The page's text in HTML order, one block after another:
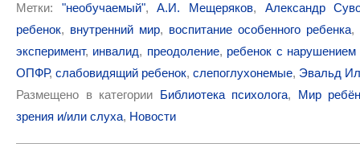
Метки: "необучаемый",А.И. Мещеряков, Александр
ребенок, внутренний мир, воспитание особенного ребенка,
эксперимент, инвалид, преодоление, ребенок с нарушением
ОПФР, слабовидящий ребенок, слепоглухонемые, Эвальд
Размещено в категории Библиотека психолога, Мир
зрения и/или слуха, Новости